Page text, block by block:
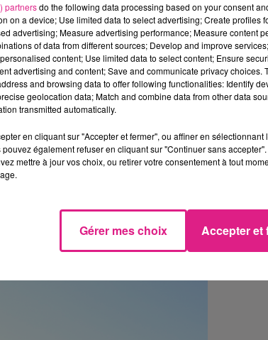
partnersdo the following data processing based on your consent
on a device; Use limited data to select advertising; Create profiles
advertising; Measure advertising performance; Measure content
of data from different sources; Develop and improve
content; Use limited data to select content; Ensure
advertising and content; Save and communicate privacy
and browsing data to offer following functionalities: Identify
geolocation data; Match and combine data from other data
transmitted automatically.
en cliquant sur "Accepter et fermer", ou affiner en
pouvez également refuser en cliquant sur "Continuer sans
mettre à jour vos choix, ou retirer votre consentement à tout
Gérer mes choix Accepter et